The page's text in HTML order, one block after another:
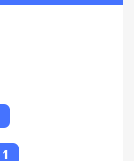
1